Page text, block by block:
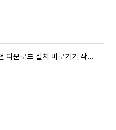
왓챠 PC 버전 다운로드 설치 바로가기 작업표시줄 링크 만드는 방법